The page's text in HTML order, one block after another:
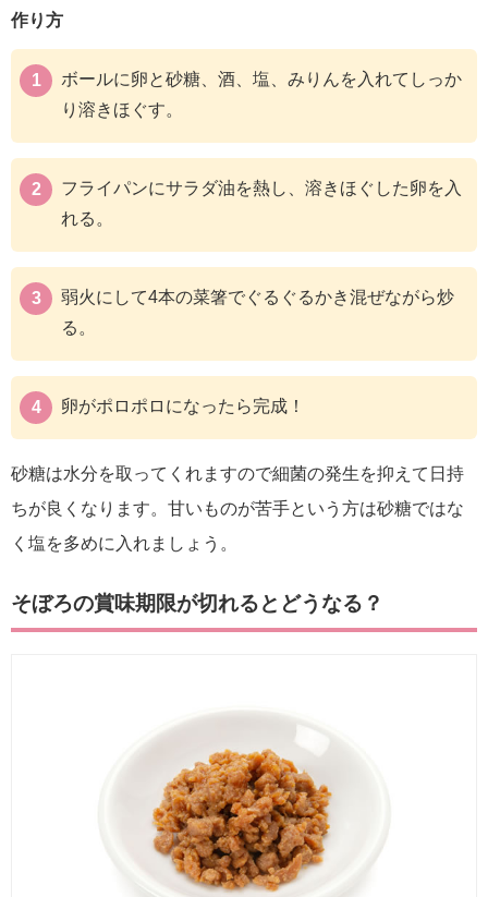
作り方
ボールに卵と砂糖、酒、塩、みりんを入れてしっか
り溶きほぐす。
フライパンにサラダ油を熱し、溶きほぐした卵を入
れる。
弱火にして4本の菜箸でぐるぐるかき混ぜながら炒
る。
卵がポロポロになったら完成！
砂糖は水分を取ってくれますので細菌の発生を抑えて日持
ちが良くなります。甘いものが苦手という方は砂糖ではな
く塩を多めに入れましょう。
そぼろの賞味期限が切れるとどうなる？